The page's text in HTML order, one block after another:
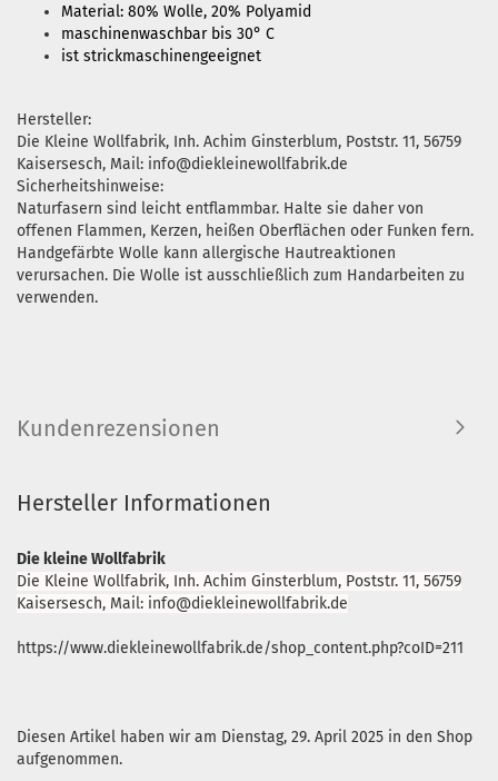
Material: 80% Wolle, 20% Polyamid
maschinenwaschbar bis 30° C
ist strickmaschinengeeignet
Hersteller:
Die Kleine Wollfabrik, Inh. Achim Ginsterblum, Poststr. 11, 56759
Kaisersesch, Mail: info@diekleinewollfabrik.de
Sicherheitshinweise:
Naturfasern sind leicht entflammbar. Halte sie daher von
offenen Flammen, Kerzen, heißen Oberflächen oder Funken fern.
Handgefärbte Wolle kann allergische Hautreaktionen
verursachen. Die Wolle ist ausschließlich zum Handarbeiten zu
verwenden.
Kundenrezensionen
Hersteller Informationen
Die kleine Wollfabrik
Die Kleine Wollfabrik, Inh. Achim Ginsterblum, Poststr. 11, 56759
Kaisersesch, Mail: info@diekleinewollfabrik.de
https://www.diekleinewollfabrik.de/shop_content.php?coID=211
Diesen Artikel haben wir am Dienstag, 29. April 2025 in den Shop
aufgenommen.